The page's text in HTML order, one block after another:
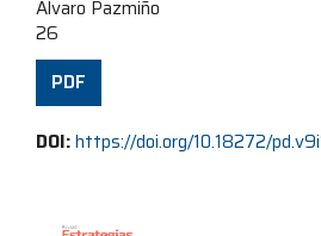
Álvaro Pazmiño
26
PDF
DOI:https://doi.org/10.18272/